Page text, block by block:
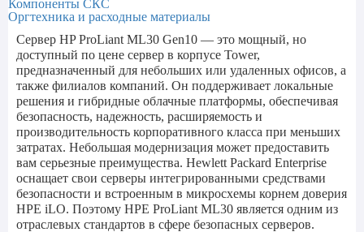
Компоненты СКС
Оргтехника и расходные материалы
Сервер HP ProLiant ML30 Gen10 — это мощный, но
доступный по цене сервер в корпусе Tower,
предназначенный для небольших или удаленных офисов, а
также филиалов компаний. Он поддерживает локальные
решения и гибридные облачные платформы, обеспечивая
безопасность, надежность, расширяемость и
производительность корпоративного класса при меньших
затратах. Небольшая модернизация может предоставить
вам серьезные преимущества. Hewlett Packard Enterprise
оснащает свои серверы интегрированными средствами
безопасности и встроенным в микросхемы корнем доверия
HPE iLO. Поэтому HPE ProLiant ML30 является одним из
отраслевых стандартов в сфере безопасных серверов.